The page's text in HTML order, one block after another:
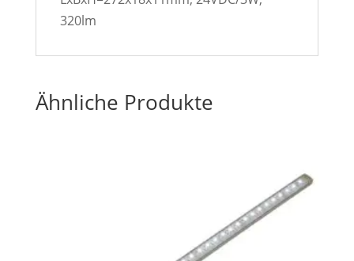
320lm
Ähnliche Produkte